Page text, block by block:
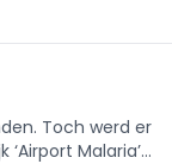
Toch werd er
Malaria’